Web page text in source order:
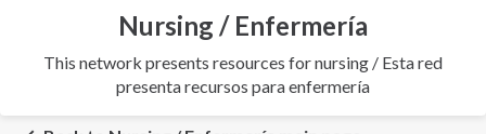
Nursing / Enfermería
This network presents resources for nursing / Esta red
presenta recursos para enfermería